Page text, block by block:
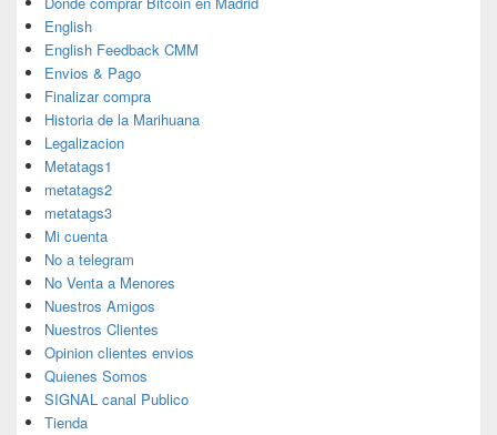
English
English Feedback CMM
Envios & Pago
Finalizar compra
Historia de la Marihuana
Legalizacion
Metatags1
metatags2
metatags3
Mi cuenta
No a telegram
No Venta a Menores
Nuestros Amigos
Nuestros Clientes
Opinion clientes envios
Quienes Somos
SIGNAL canal Publico
Tienda